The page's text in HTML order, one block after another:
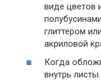
виде цветов
глиттером
акриловой
Когда
внутрь